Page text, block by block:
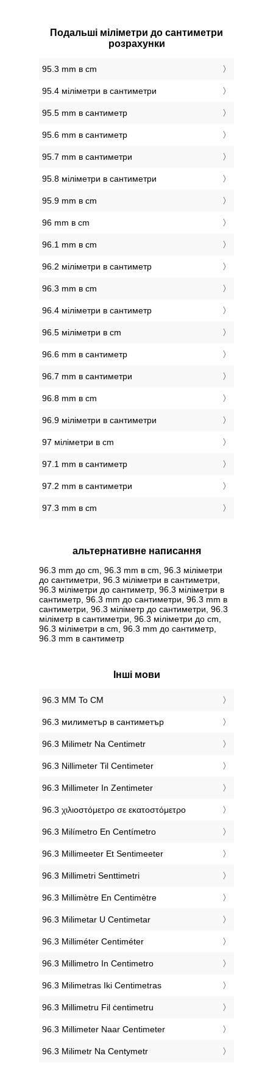
Подальші міліметри до сантиметри
розрахунки
95.3 mm в cm
95.4 міліметри в сантиметри
95.5 mm в сантиметр
95.6 mm в сантиметр
95.7 mm в сантиметри
95.8 міліметри в сантиметри
95.9 mm в cm
96 mm в cm
96.1 mm в cm
96.2 міліметри в сантиметр
96.3 mm в cm
96.4 міліметри в сантиметр
96.5 міліметри в cm
96.6 mm в сантиметр
96.7 mm в сантиметри
96.8 mm в cm
96.9 міліметри в сантиметри
97 міліметри в cm
97.1 mm в сантиметр
97.2 mm в сантиметри
97.3 mm в cm
альтернативне написання
96.3 mm до cm, 96.3 mm в cm, 96.3 міліметри
до сантиметри, 96.3 міліметри в сантиметри,
96.3 міліметри до сантиметр, 96.3 міліметри в
сантиметр, 96.3 mm до сантиметри, 96.3 mm в
сантиметри, 96.3 міліметр до сантиметри, 96.3
міліметр в сантиметри, 96.3 міліметри до cm,
96.3 міліметри в cm, 96.3 mm до сантиметр,
96.3 mm в сантиметр
Інші мови
‎96.3 MM To CM
‎96.3 милиметър в сантиметър
‎96.3 Milimetr Na Centimetr
‎96.3 Nillimeter Til Centimeter
‎96.3 Millimeter In Zentimeter
‎96.3 χιλιοστόμετρο σε εκατοστόμετρο
‎96.3 Milímetro En Centímetro
‎96.3 Millimeeter Et Sentimeeter
‎96.3 Millimetri Senttimetri
‎96.3 Millimètre En Centimètre
‎96.3 Milimetar U Centimetar
‎96.3 Milliméter Centiméter
‎96.3 Millimetro In Centimetro
‎96.3 Milimetras Iki Centimetras
‎96.3 Millimetru Fil ċentimetru
‎96.3 Millimeter Naar Centimeter
‎96.3 Milimetr Na Centymetr